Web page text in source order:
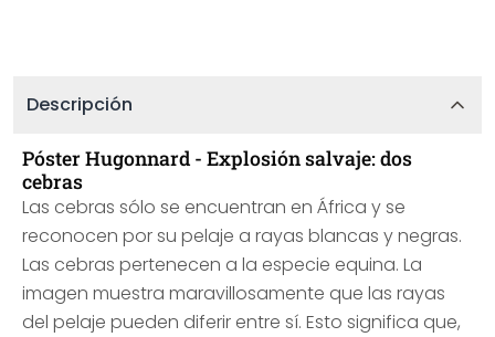
Descripción
Póster Hugonnard - Explosión salvaje: dos
cebras
Las cebras sólo se encuentran en África y se
reconocen por su pelaje a rayas blancas y negras.
Las cebras pertenecen a la especie equina. La
imagen muestra maravillosamente que las rayas
del pelaje pueden diferir entre sí. Esto significa que,